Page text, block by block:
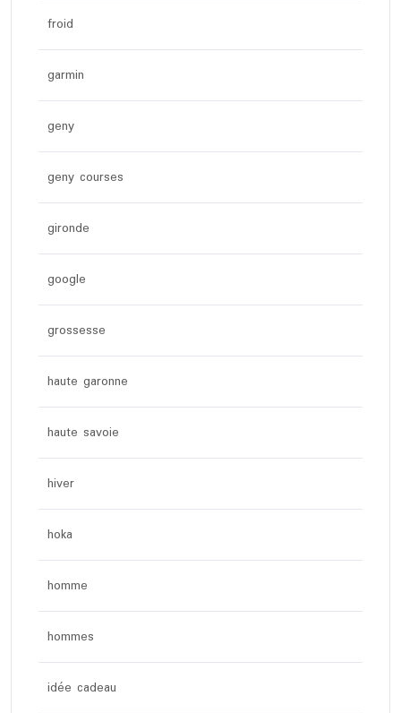
froid
garmin
geny
geny courses
gironde
google
grossesse
haute garonne
haute savoie
hiver
hoka
homme
hommes
idée cadeau